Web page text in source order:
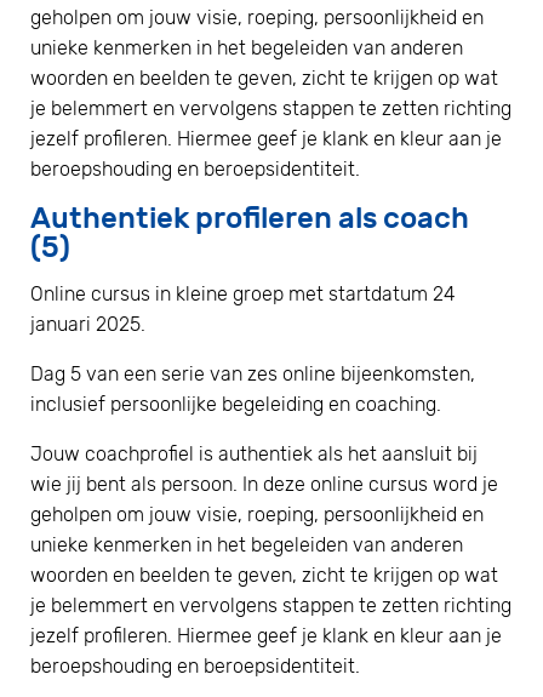
geholpen om jouw visie, roeping, persoonlijkheid en
unieke kenmerken in het begeleiden van anderen
woorden en beelden te geven, zicht te krijgen op wat
je belemmert en vervolgens stappen te zetten richting
jezelf profileren. Hiermee geef je klank en kleur aan je
beroepshouding en beroepsidentiteit.
Authentiek profileren als coach
(5)
Online cursus in kleine groep met startdatum 24
januari 2025.
Dag 5 van een serie van zes online bijeenkomsten,
inclusief persoonlijke begeleiding en coaching.
Jouw coachprofiel is authentiek als het aansluit bij
wie jij bent als persoon. In deze online cursus word je
geholpen om jouw visie, roeping, persoonlijkheid en
unieke kenmerken in het begeleiden van anderen
woorden en beelden te geven, zicht te krijgen op wat
je belemmert en vervolgens stappen te zetten richting
jezelf profileren. Hiermee geef je klank en kleur aan je
beroepshouding en beroepsidentiteit.